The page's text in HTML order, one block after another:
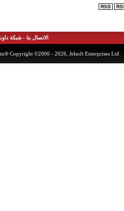
RSS
الاتصال بنا - شبكة داونلودز2
Copyright ©2000 - 2026, Jelsoft Enterprises